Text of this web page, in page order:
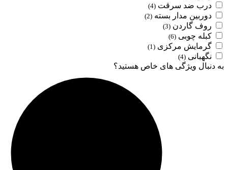
درب ضد سرقت (4)
دوربین مدار بسته (2)
روف گاردن (3)
کبله چوبی (6)
گرمایش مرکزی (1)
نگهبانی (4)
به دنبال ویژگی های خاص هستید؟